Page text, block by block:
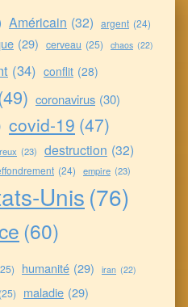
Américain (32) argent (24)
(29) cerveau (25) chaos (22)
(34) conflit (28)
coronavirus (30)
covid-19 (47)
(23) destruction (32)
(24) empire (23)
Unis(76)
(60)
humanité (29) iran (22)
(25) maladie (29)